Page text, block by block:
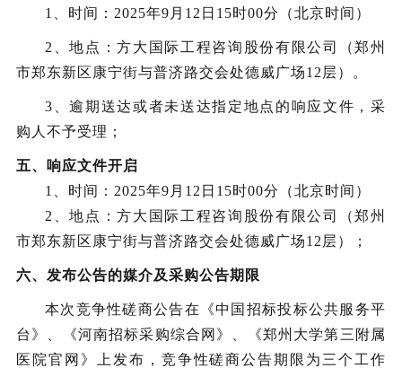
1、时间：2025年9 月 12 日 15时00分（北京时间）
2、地点：方大国际工程咨询股份有限公司（郑州
市郑东新区康宁街与普济路交会处德威广场12层）。
3、逾期送达或者未送达指定地点的响应文件，采
购人不予受理；
五、响应文件开启
1、时间：2025年9 月 12 日 15时00分（北京时间）
2、地点：方大国际工程咨询股份有限公司（郑州
市郑东新区康宁街与普济路交会处德威广场12层）；
六、发布公告的媒介及采购公告期限
本次竞争性磋商公告在《中国招标投标公共服务平
台》、《河南招标采购综合网》、《郑州大学第三附属
医院官网》上发布，竞争性磋商公告期限为三个工作